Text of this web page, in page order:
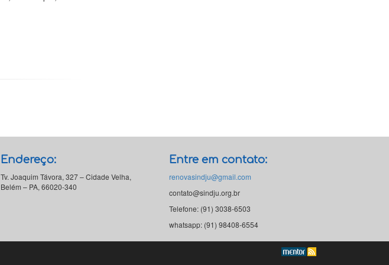
Endereço:
Tv. Joaquim Távora, 327 – Cidade Velha,
Belém – PA, 66020-340
Entre em contato:
renovasindju@gmail.com
contato@sindju.org.br
Telefone: (91) 3038-6503
whatsapp: (91) 98408-6554